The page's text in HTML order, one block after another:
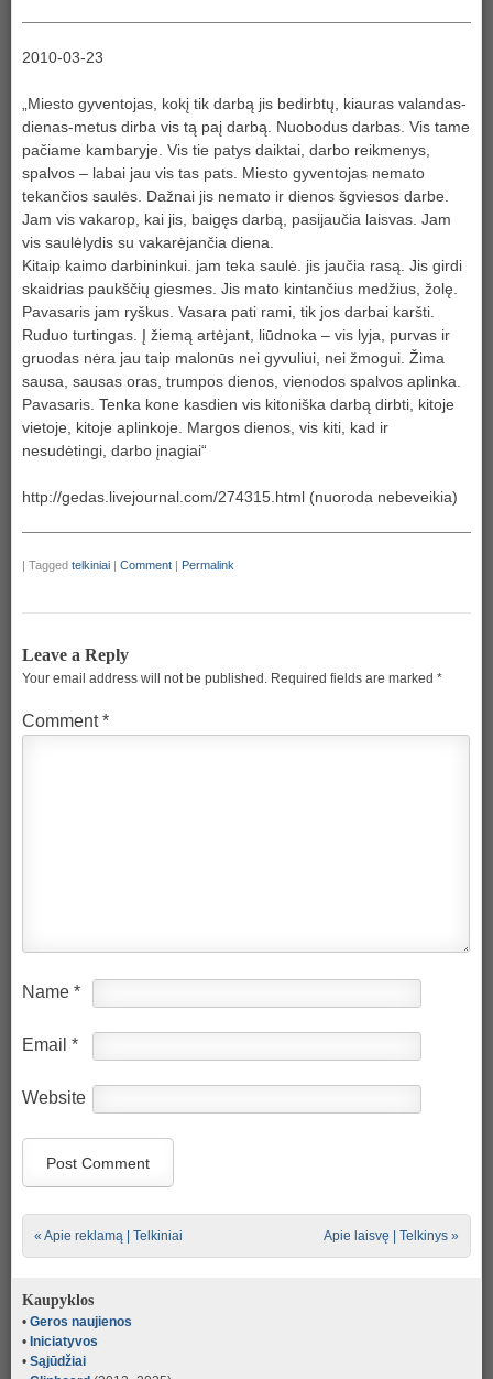
2010-03-23
„Miesto gyventojas, kokį tik darbą jis bedirbtų, kiauras valandas-
dienas-metus dirba vis tą paį darbą. Nuobodus darbas. Vis tame
pačiame kambaryje. Vis tie patys daiktai, darbo reikmenys,
spalvos – labai jau vis tas pats. Miesto gyventojas nemato
tekančios saulės. Dažnai jis nemato ir dienos šgviesos darbe.
Jam vis vakarop, kai jis, baigęs darbą, pasijaučia laisvas. Jam
vis saulėlydis su vakarėjančia diena.
Kitaip kaimo darbininkui. jam teka saulė. jis jaučia rasą. Jis girdi
skaidrias paukščių giesmes. Jis mato kintančius medžius, žolę.
Pavasaris jam ryškus. Vasara pati rami, tik jos darbai karšti.
Ruduo turtingas. Į žiemą artėjant, liūdnoka – vis lyja, purvas ir
gruodas nėra jau taip malonūs nei gyvuliui, nei žmogui. Žima
sausa, sausas oras, trumpos dienos, vienodos spalvos aplinka.
Pavasaris. Tenka kone kasdien vis kitoniška darbą dirbti, kitoje
vietoje, kitoje aplinkoje. Margos dienos, vis kiti, kad ir
nesudėtingi, darbo įnagiai“
http://gedas.livejournal.com/274315.html (nuoroda nebeveikia)
| Tagged telkiniai | Comment | Permalink
Leave a Reply
Your email address will not be published. Required fields are marked *
Comment*
Name *
Email *
Website
Post navigation
« Apie reklamą | Telkiniai Apie laisvę | Telkinys »
Kaupyklos
• Geros naujienos
• Iniciatyvos
• Sąjūdžiai